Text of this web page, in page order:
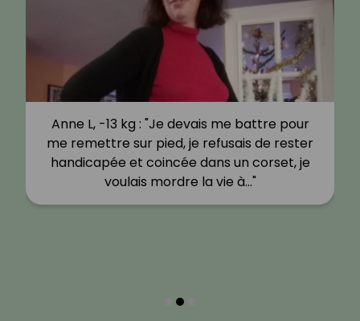
Anne L, -13 kg : "Je devais me battre pour
me remettre sur pied, je refusais de rester
handicapée et coincée dans un corset, je
voulais mordre la vie à…"